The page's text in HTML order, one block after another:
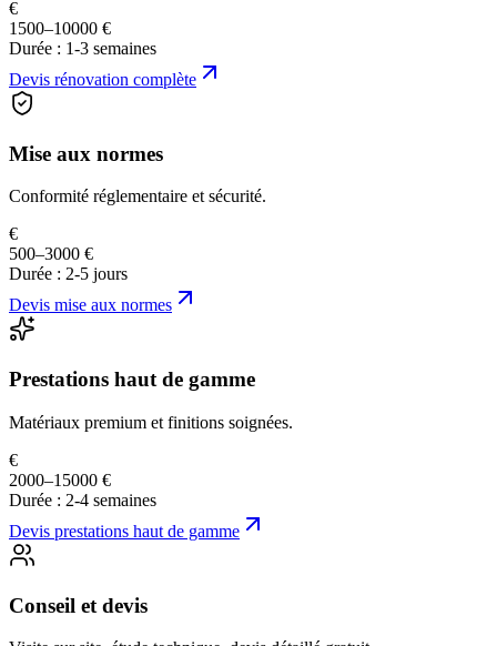
€
1500–10000 €
Durée : 1-3 semaines
Devis rénovation complète
Mise aux normes
Conformité réglementaire et sécurité.
€
500–3000 €
Durée : 2-5 jours
Devis mise aux normes
Prestations haut de gamme
Matériaux premium et finitions soignées.
€
2000–15000 €
Durée : 2-4 semaines
Devis prestations haut de gamme
Conseil et devis